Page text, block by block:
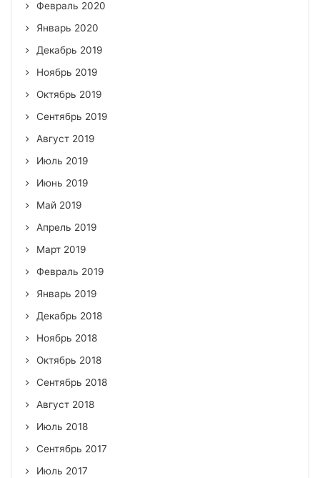
Февраль 2020
Январь 2020
Декабрь 2019
Ноябрь 2019
Октябрь 2019
Сентябрь 2019
Август 2019
Июль 2019
Июнь 2019
Май 2019
Апрель 2019
Март 2019
Февраль 2019
Январь 2019
Декабрь 2018
Ноябрь 2018
Октябрь 2018
Сентябрь 2018
Август 2018
Июль 2018
Сентябрь 2017
Июль 2017